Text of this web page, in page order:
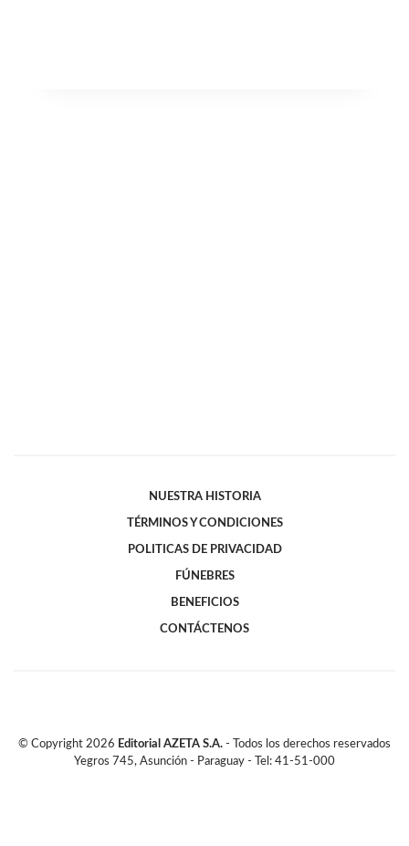
NUESTRA HISTORIA
TÉRMINOS Y CONDICIONES
POLITICAS DE PRIVACIDAD
FÚNEBRES
BENEFICIOS
CONTÁCTENOS
© Copyright 2026 Editorial AZETA S.A. - Todos los derechos reservados
Yegros 745, Asunción - Paraguay - Tel: 41-51-000